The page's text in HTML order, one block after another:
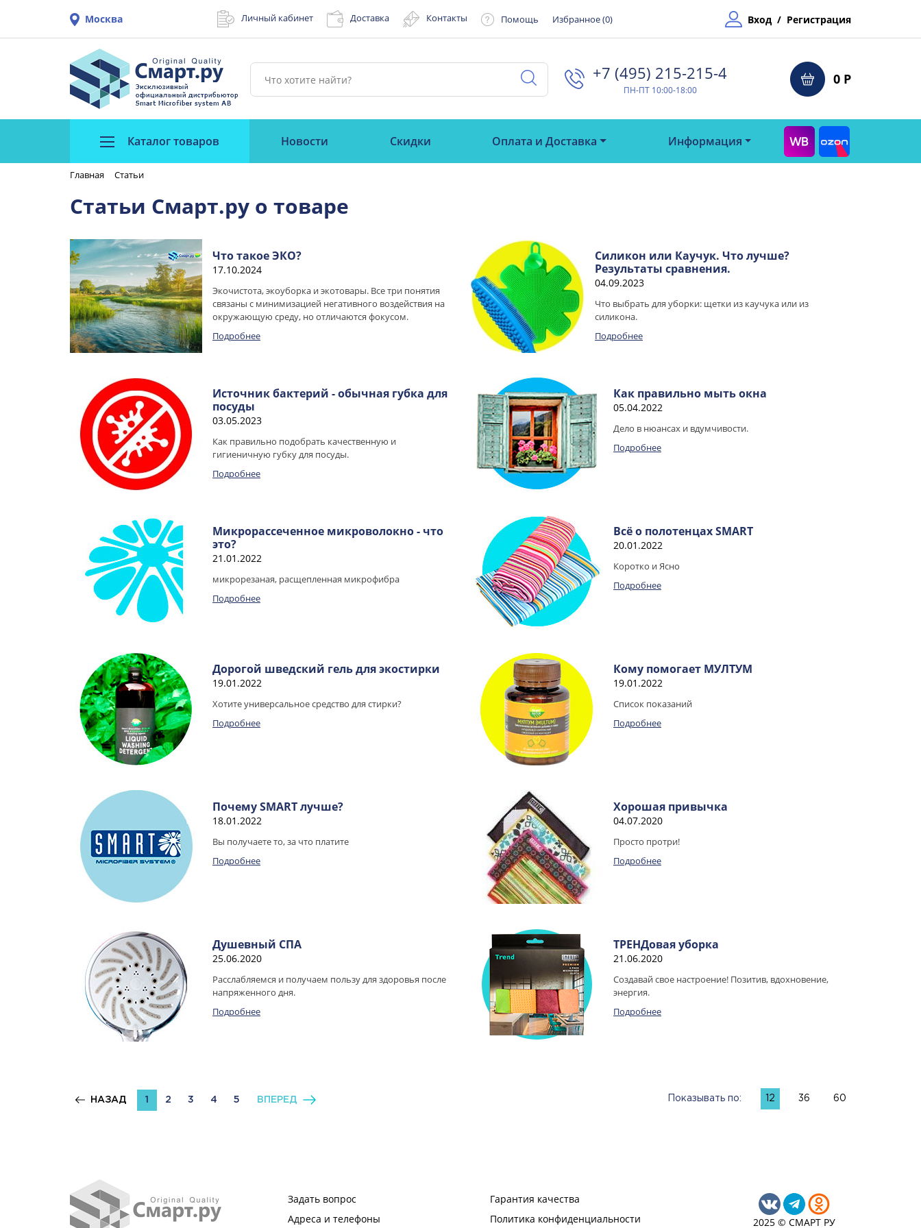
Москва Личный кабинет Доставка Контакты Помощь Избранное (0) Вход / Регистрация
+7 (495) 215-215-4⁠
ПН-ПТ 10:00-18:00
0 Р
Каталог товаров Новости Скидки Оплата и Доставка Информация
Главная Статьи
Статьи Смарт.ру о товаре
Что такое ЭКО?
17.10.2024
Экочистота, экоуборка и экотовары. Все три понятия
связаны с минимизацией негативного воздействия на
окружающую среду, но отличаются фокусом.
Подробнее
Силикон или Каучук. Что лучше?
Результаты сравнения.
04.09.2023
Что выбрать для уборки: щетки из каучука или из
силикона.
Подробнее
Источник бактерий - обычная губка для
посуды
03.05.2023
Как правильно подобрать качественную и
гигиеничную губку для посуды.
Подробнее
Как правильно мыть окна
05.04.2022
Дело в нюансах и вдумчивости.
Подробнее
Микрорассеченное микроволокно - что
это?
21.01.2022
микрорезаная, расщепленная микрофибра
Подробнее
Всё о полотенцах SMART
20.01.2022
Коротко и Ясно
Подробнее
Дорогой шведский гель для экостирки
19.01.2022
Хотите универсальное средство для стирки?
Подробнее
Кому помогает МУЛТУМ
19.01.2022
Список показаний
Подробнее
Почему SMART лучше?
18.01.2022
Вы получаете то, за что платите
Подробнее
Хорошая привычка
04.07.2020
Просто протри!
Подробнее
Душевный СПА
25.06.2020
Расслабляемся и получаем пользу для здоровья после
напряженного дня.
Подробнее
ТРЕНДовая уборка
21.06.2020
Создавай свое настроение! Позитив, вдохновение,
энергия.
Подробнее
НАЗАД 1 2 3 4 5 ВПЕРЕД Показывать по: 12 36 60
Задать вопрос
Адреса и телефоны
Гарантия качества
Политика конфиденциальности
2025 © СМАРТ РУ